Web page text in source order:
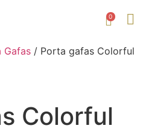
0
Gafas / Porta gafas Colorful
Colorful